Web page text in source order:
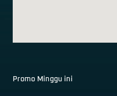
Promo Minggu ini